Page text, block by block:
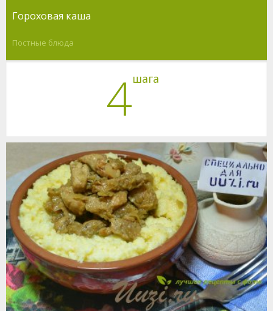
Гороховая каша
Постные блюда
4шага